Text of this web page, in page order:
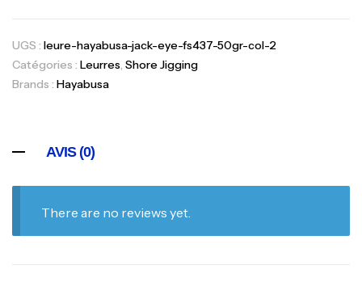
UGS : leure-hayabusa-jack-eye-fs437-50gr-col-2
Catégories : Leurres, Shore Jigging
Brands : Hayabusa
AVIS (0)
There are no reviews yet.